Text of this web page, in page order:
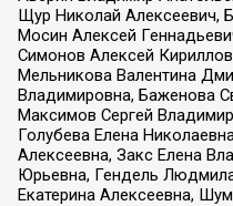
Щур Николай Алексеевич,
Мосин Алексей
Симонов Алексей
Мельникова Валентина
Владимировна, Баженова
Максимов Сергей
Голубева Елена
Алексеевна, Закс Елена
Юрьевна, Гендель
Екатерина Алексеевна,